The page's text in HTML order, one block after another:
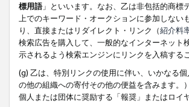
標用語」といいます。なお、乙は非包括的商標
上でのキーワード・オークションに参加しない
り、直接またはリダイレクト・リンク（紹介料
検索広告を購入して、一般的なインターネッ
示されるよう検索エンジンにリンクを入稿する
(g) 乙は、特別リンクの使用に伴い、いかなる
の他の組織への寄付その他の便益を含みます
個人または団体に奨励する「報奨」またはロ